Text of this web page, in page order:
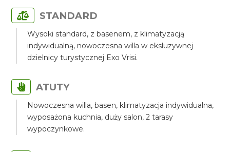
STANDARD
Wysoki standard, z basenem, z klimatyzacją
indywidualną, nowoczesna willa w eksluzywnej
dzielnicy turystycznej Exo Vrisi.
ATUTY
Nowoczesna willa, basen, klimatyzacja indywidualna,
wyposażona kuchnia, duży salon, 2 tarasy
wypoczynkowe.